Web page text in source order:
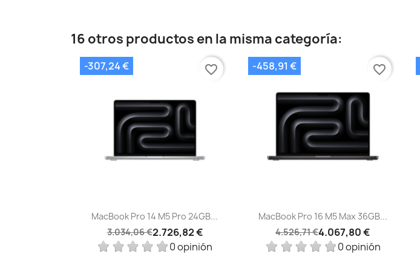
16 otros productos en la misma categoría:
Vista rápida
MacBook Pro 14 M5 Pro 24GB...
3.034,06 €2.726,82 €
0 opinión
-307,24 € favorite_border
Vista rápida
MacBook Pro 16 M5 Max 36GB...
4.526,71 €4.067,80 €
0 opinión
-458,91 € favorite_border